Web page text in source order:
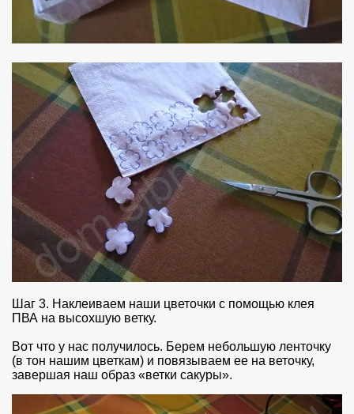
Шаг 3. Наклеиваем наши цветочки с помощью клея
ПВА на высохшую ветку.
Вот что у нас получилось. Берем небольшую ленточку
(в тон нашим цветкам) и повязываем ее на веточку,
завершая наш образ «ветки сакуры».